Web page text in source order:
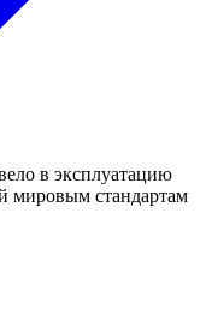
в эксплуатацию
мировым стандартам